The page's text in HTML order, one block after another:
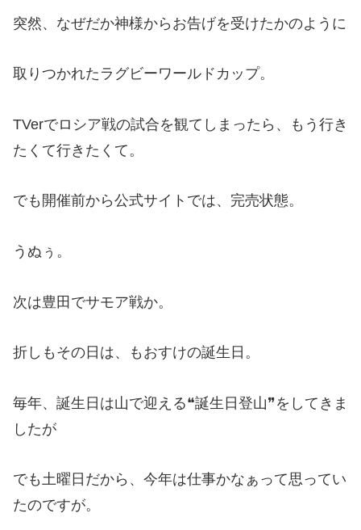
突然、なぜだか神様からお告げを受けたかのように
取りつかれたラグビーワールドカップ。
TVerでロシア戦の試合を観てしまったら、もう行き
たくて行きたくて。
でも開催前から公式サイトでは、完売状態。
うぬぅ。
次は豊田でサモア戦か。
折しもその日は、もおすけの誕生日。
毎年、誕生日は山で迎える❝誕生日登山❞をしてきま
したが
でも土曜日だから、今年は仕事かなぁって思ってい
たのですが。